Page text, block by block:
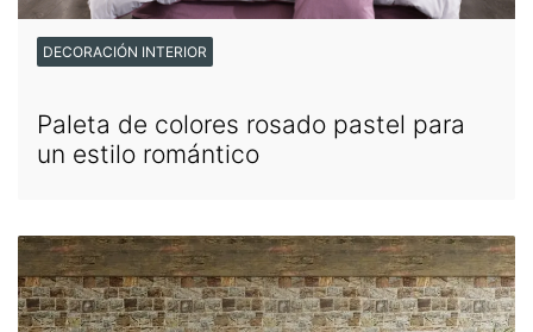
DECORACIÓN INTERIOR
Paleta de colores rosado pastel para
un estilo romántico